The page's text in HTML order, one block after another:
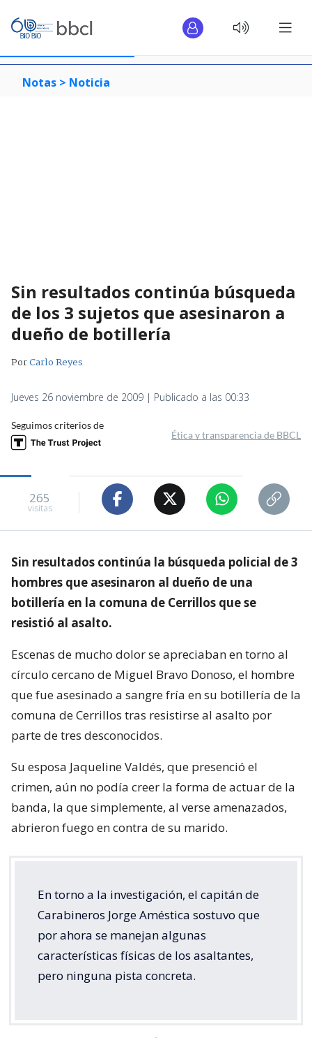
Notas > Noticia
Sin resultados continúa búsqueda
de los 3 sujetos que asesinaron a
dueño de botillería
PorCarlo Reyes
Jueves 26 noviembre de 2009 | Publicado a las 00:33
Seguimos criterios de
Ética y transparencia de BBCL
265
visitas
Sin resultados continúa la búsqueda policial de 3
hombres que asesinaron al dueño de una
botillería en la comuna de Cerrillos que se
resistió al asalto.
Escenas de mucho dolor se apreciaban en torno al
círculo cercano de Miguel Bravo Donoso, el hombre
que fue asesinado a sangre fría en su botillería de la
comuna de Cerrillos tras resistirse al asalto por
parte de tres desconocidos.
Su esposa Jaqueline Valdés, que presenció el
crimen, aún no podía creer la forma de actuar de la
banda, la que simplemente, al verse amenazados,
abrieron fuego en contra de su marido.
En torno a la investigación, el capitán de
Carabineros Jorge Améstica sostuvo que
por ahora se manejan algunas
características físicas de los asaltantes,
pero ninguna pista concreta.